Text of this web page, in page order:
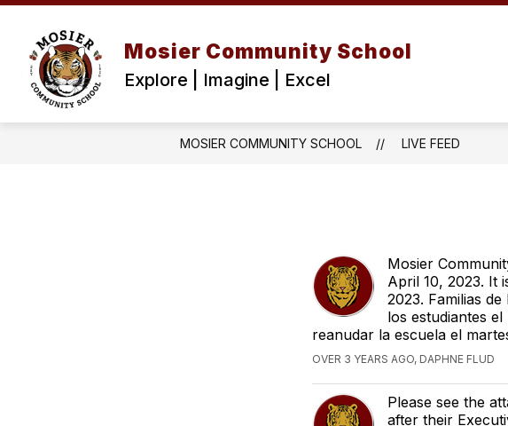
Skip
content
Mosier Community School
Explore | Imagine | Excel
MOSIER COMMUNITY SCHOOL LIVE FEED
Mosier
April 10, 2023. It
2023. Familias
los estudiantes
reanudar la escuela el
OVER 3 YEARS AGO, DAPHNE FLUD
Please see the
after their